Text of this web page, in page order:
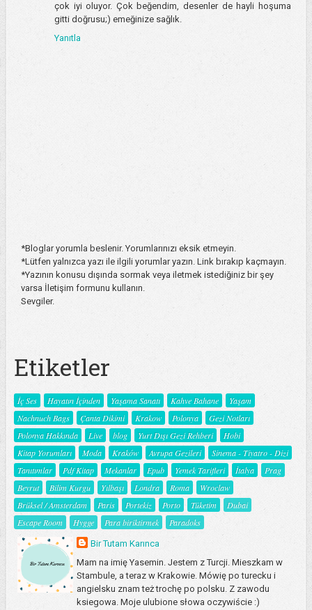
çok iyi oluyor. Çok beğendim, desenler de hayli hoşuma
gitti doğrusu;) emeğinize sağlık.
Yanıtla
*Bloglar yorumla beslenir. Yorumlarınızı eksik etmeyin.
*Lütfen yalnızca yazı ile ilgili yorumlar yazın. Link bırakıp kaçmayın.
*Yazının konusu dışında sormak veya iletmek istediğiniz bir şey
varsa İletişim formunu kullanın.
Sevgiler.
Etiketler
İç Ses Hayatın İçinden Yaşama Sanatı Kahve Bahane
Yaşam
Nachnuch Bags
Çanta Dikimi Krakow Polonya
Gezi Notları
Polonya Hakkında
Live blog Yurt Dışı Gezi Rehberi
Hobi
Kitap Yorumları
Moda Kraków Avrupa Gezileri
Sinema - Tiyatro - Dizi
Tanıtımlar
Pdf Kitap Mekanlar Epub Yemek Tarifleri İtalya
Prag
Beyrut
Bilim Kurgu Yılbaşı Londra Roma
Wroclaw
Brüksel / Amsterdam
Paris Portekiz Porto Tüketim
Dubai
Escape Room
Hygge Para biriktirmek Paradoks
Bir Tutam Karınca
Mam na imię Yasemin. Jestem z Turcji. Mieszkam w
Stambule, a teraz w Krakowie. Mówię po turecku i
angielsku znam też trochę po polsku. Z zawodu
ksiegowa. Moje ulubione słowa oczywiście :)